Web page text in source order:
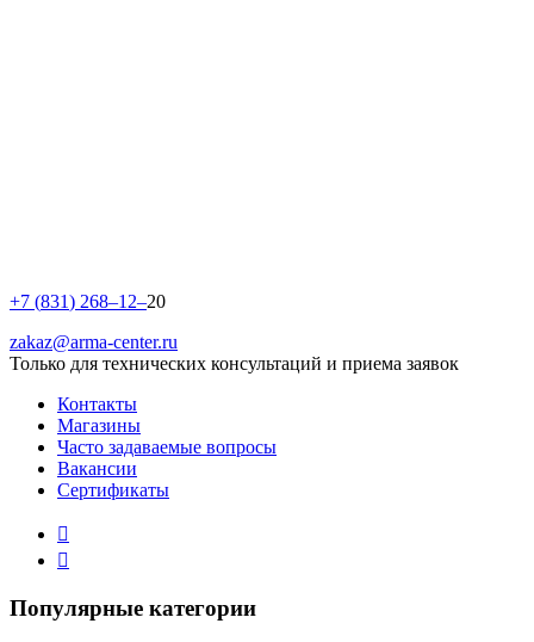
+7 (831) 268–1 2–20
zakaz@arma-center.ru
Только для технических консультаций и приема заявок
Контакты
Магазины
Часто задаваемые вопросы
Вакансии
Сертификаты
Популярные категории